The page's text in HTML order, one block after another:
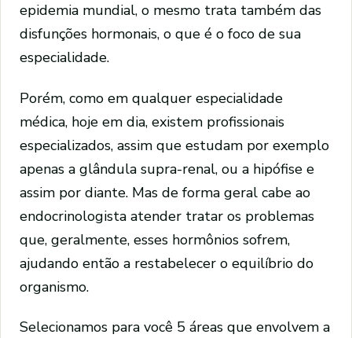
epidemia mundial, o mesmo trata também das
disfunções hormonais, o que é o foco de sua
especialidade.
Porém, como em qualquer especialidade
médica, hoje em dia, existem profissionais
especializados, assim que estudam por exemplo
apenas a glândula supra-renal, ou a hipófise e
assim por diante. Mas de forma geral cabe ao
endocrinologista atender tratar os problemas
que, geralmente, esses hormônios sofrem,
ajudando então a restabelecer o equilíbrio do
organismo.
Selecionamos para você 5 áreas que envolvem a